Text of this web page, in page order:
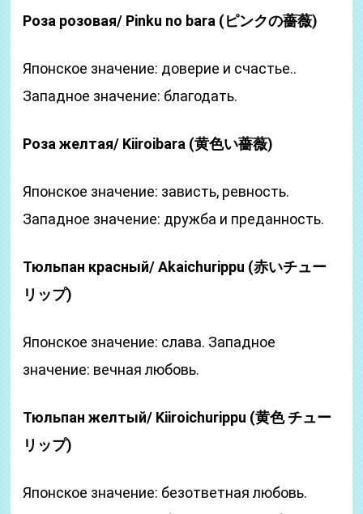
Роза розовая/ Pinku no bara (ピンクの薔薇)
Японское значение: доверие и счастье..
Западное значение: благодать.
Роза желтая/ Kiiroibara (黄色い薔薇)
Японское значение: зависть, ревность.
Западное значение: дружба и преданность.
Тюльпан красный/ Akaichurippu (赤いチュー
リップ)
Японское значение: слава. Западное
значение: вечная любовь.
Тюльпан желтый/ Kiiroichurippu (黄色 チュー
リップ)
Японское значение: безответная любовь.